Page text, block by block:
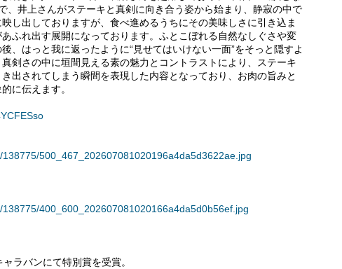
、井上さんがステーキと真剣に向き合う姿から始まり、静寂の中で
し出しておりますが、食べ進めるうちにその美味しさに引き込ま
ふれ出す展開になっております。ふとこぼれる自然なしぐさや変
、はっと我に返ったように“見せてはいけない一面”をそっと隠すよ
剣さの中に垣間見える素の魅力とコントラストにより、ステーキ
出されてしまう瞬間を表現した内容となっており、お肉の旨みと
に伝えます。
500_467_202607081020196a4da5d3622ae.jpg
400_600_202607081020166a4da5d0b56ef.jpg
ラバンにて特別賞を受賞。